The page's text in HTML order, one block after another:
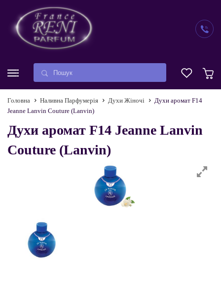
Головна Наливна Парфумерія Духи Жіночі
Духи аромат F14
Jeanne Lanvin Couture (Lanvin)
Духи аромат F14 Jeanne Lanvin
Couture (Lanvin)